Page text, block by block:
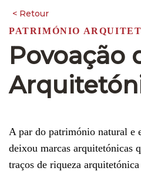
PATRIMÓNIO
Povoação
A par do património natural e
deixou marcas arquitetónicas
traços de riqueza